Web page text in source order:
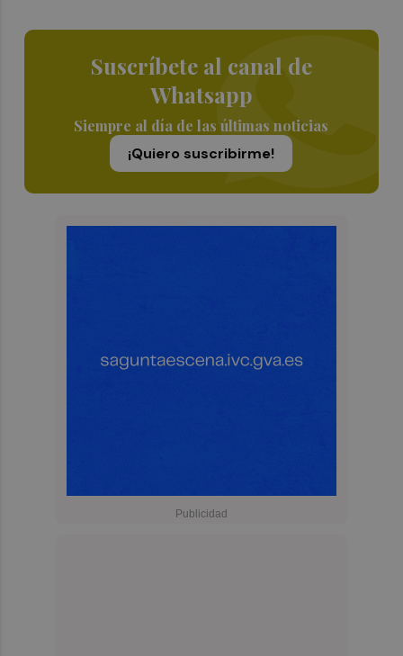
Suscríbete al canal de
Whatsapp
Siempre al día de las últimas noticias
¡Quiero suscribirme!